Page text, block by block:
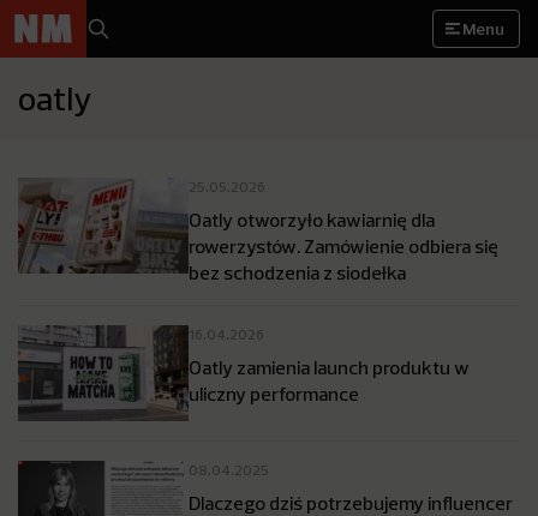
Menu
oatly
25.05.2026
Oatly otworzyło kawiarnię dla
rowerzystów. Zamówienie odbiera się
bez schodzenia z siodełka
16.04.2026
Oatly zamienia launch produktu w
uliczny performance
08.04.2025
Dlaczego dziś potrzebujemy influencer